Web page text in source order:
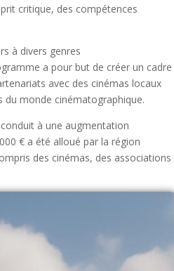
critique, des compétences
à divers genres
a pour but de créer un cadre
avec des cinémas locaux
du monde cinématographique.
à une augmentation
€ a été alloué par la région
des cinémas, des associations